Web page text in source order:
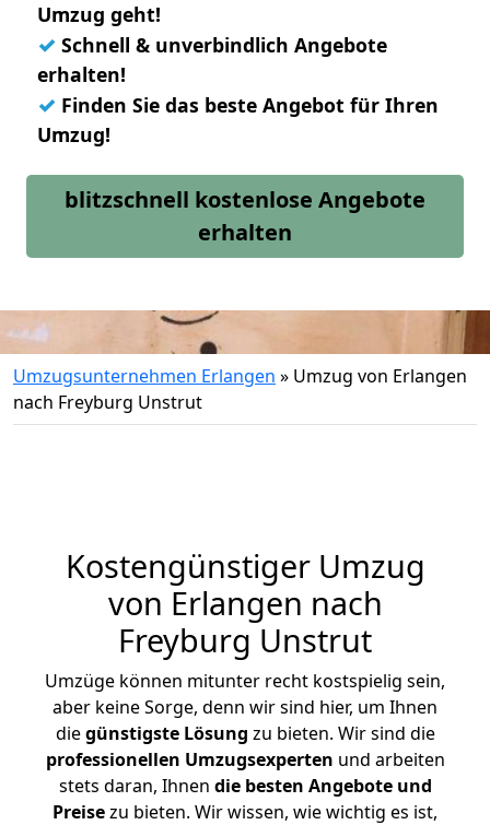
Umzug geht!
✓ Schnell & unverbindlich Angebote
erhalten!
✓ Finden Sie das beste Angebot für Ihren
Umzug!
blitzschnell kostenlose Angebote
erhalten
Umzugsunternehmen Erlangen » Umzug von Erlangen
nach Freyburg Unstrut
Kostengünstiger Umzug
von Erlangen nach
Freyburg Unstrut
Umzüge können mitunter recht kostspielig sein,
aber keine Sorge, denn wir sind hier, um Ihnen
diegünstigste Lösung zu bieten. Wir sind die
professionellen Umzugsexperten und arbeiten
stets daran, Ihnen die besten Angebote und
Preisezu bieten. Wir wissen, wie wichtig es ist,